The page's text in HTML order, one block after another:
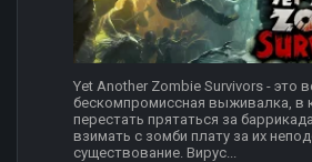
Yet Another Zombie Survivors - это
бескомпромиссная выживалка, в
перестать прятаться за
взимать с зомби плату за их
существование. Вирус...